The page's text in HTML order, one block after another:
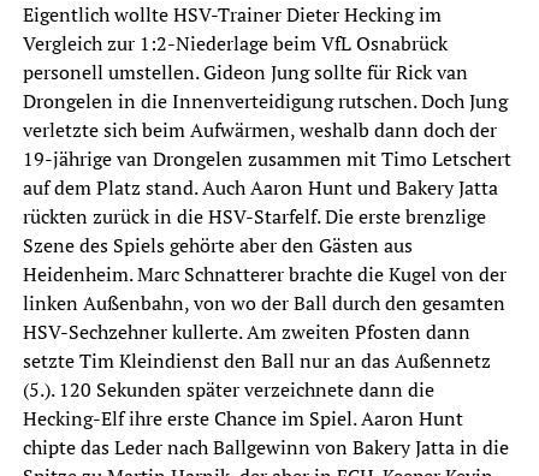
Eigentlich wollte HSV-Trainer Dieter Hecking im
Vergleich zur 1:2-Niederlage beim VfL Osnabrück
personell umstellen. Gideon Jung sollte für Rick van
Drongelen in die Innenverteidigung rutschen. Doch Jung
verletzte sich beim Aufwärmen, weshalb dann doch der
19-jährige van Drongelen zusammen mit Timo Letschert
auf dem Platz stand. Auch Aaron Hunt und Bakery Jatta
rückten zurück in die HSV-Starfelf. Die erste brenzlige
Szene des Spiels gehörte aber den Gästen aus
Heidenheim. Marc Schnatterer brachte die Kugel von der
linken Außenbahn, von wo der Ball durch den gesamten
HSV-Sechzehner kullerte. Am zweiten Pfosten dann
setzte Tim Kleindienst den Ball nur an das Außennetz
(5.). 120 Sekunden später verzeichnete dann die
Hecking-Elf ihre erste Chance im Spiel. Aaron Hunt
chipte das Leder nach Ballgewinn von Bakery Jatta in die